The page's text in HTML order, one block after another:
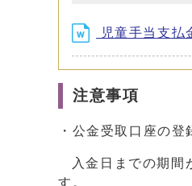
児童手当支
注意事項
・公金受取口座の
入金日までの期間
す。